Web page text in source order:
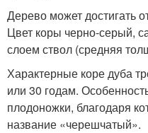
Дерево может достигать
Цвет коры черно-серый,
слоем ствол (средняя
Характерные коре дуба
или 30 годам.
плодоножки, благодаря
название «черешчатый».